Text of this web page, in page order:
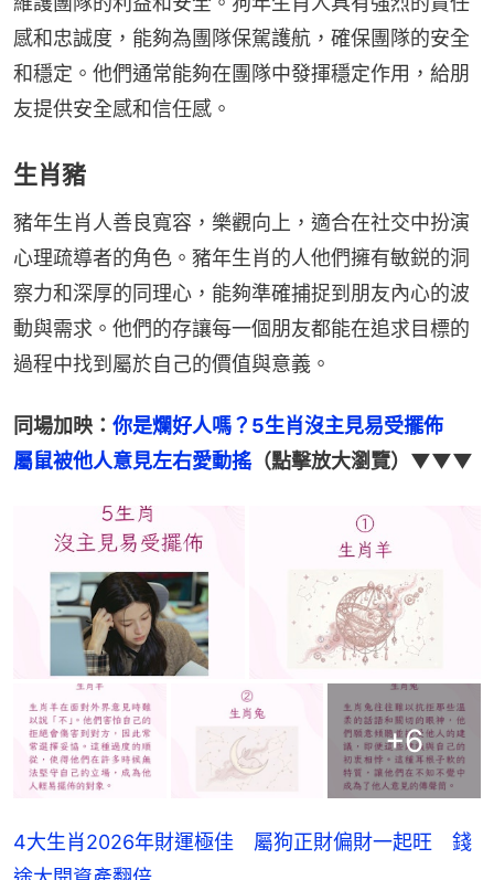
感和忠誠度，能夠為團隊保駕護航，確保團隊的安全
和穩定。他們通常能夠在團隊中發揮穩定作用，給朋
友提供安全感和信任感。
生肖豬
豬年生肖人善良寬容，樂觀向上，適合在社交中扮演
心理疏導者的角色。豬年生肖的人他們擁有敏鋭的洞
察力和深厚的同理心，能夠準確捕捉到朋友內心的波
動與需求。他們的存讓每一個朋友都能在追求目標的
過程中找到屬於自己的價值與意義。
同場加映： 你是爛好人嗎？5生肖沒主見易受擺佈
屬鼠被他人意見左右愛動搖 （點擊放大瀏覽）▼▼▼
+6
4大生肖2026年財運極佳 屬狗正財偏財一起旺 錢